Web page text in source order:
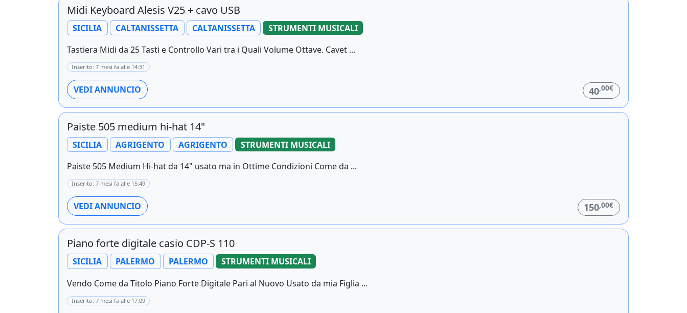
Midi Keyboard Alesis V25 + cavo USB
SICILIA CALTANISSETTA CALTANISSETTA
STRUMENTI MUSICALI
Tastiera Midi da 25 Tasti e Controllo Vari tra i Quali Volume Ottave. Cavet ...
Inserito: 7 mesi fa alle 14:31
VEDI ANNUNCIO 40,00€
Paiste 505 medium hi-hat 14"
SICILIA AGRIGENTO AGRIGENTO
STRUMENTI MUSICALI
Paiste 505 Medium Hi-hat da 14" usato ma in Ottime Condizioni Come da ...
Inserito: 7 mesi fa alle 15:49
VEDI ANNUNCIO 150 ,00€
Piano forte digitale casio CDP-S 110
SICILIA PALERMO PALERMO
STRUMENTI MUSICALI
Vendo Come da Titolo Piano Forte Digitale Pari al Nuovo Usato da mia Figlia ...
Inserito: 7 mesi fa alle 17:09